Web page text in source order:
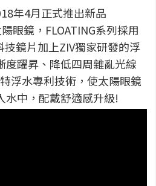
年4月正式推出新品
眼鏡，FLOATING系列採用
技鏡片加上ZIV獨家研發的浮
度躍昇、降低四周雜亂光線
浮水專利技術，使太陽眼鏡
水中，配戴舒適感升級!